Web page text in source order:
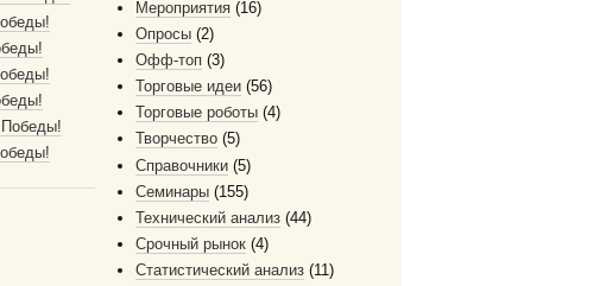
Мероприятия (16)
Опросы (2)
Офф-топ (3)
Торговые идеи (56)
Торговые роботы (4)
Творчество (5)
Справочники (5)
Семинары (155)
Технический анализ (44)
Срочный рынок (4)
Статистический анализ (11)